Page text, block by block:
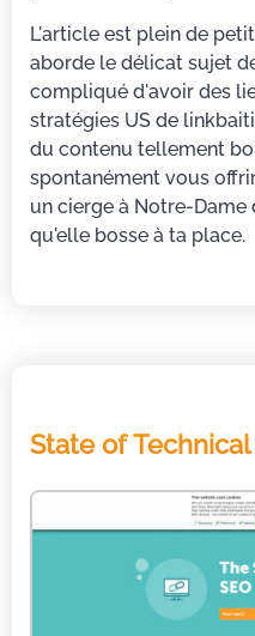
L'article est plein de
aborde le délicat sujet
compliqué d'avoir des
stratégies US de
du contenu tellement
spontanément vous
un cierge à Notre-Dame
qu'elle bosse à ta place.
State of Technical